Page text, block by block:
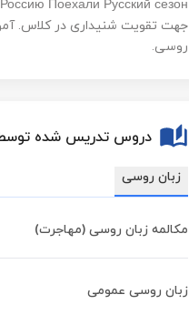
جهت تقویت شنیداری در کلاس.
روسی.
دروس تدریس شده
زبان روسی
مکالمه زبان روسی (مهاجرت)
زبان روسی عمومی